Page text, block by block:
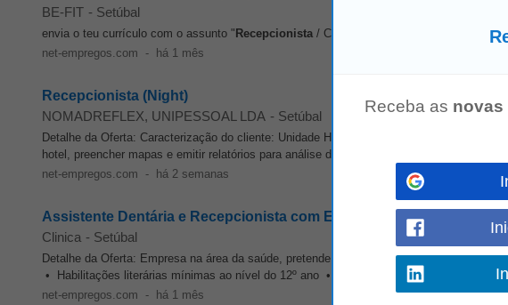
BE-FIT - Setúbal
envia o teu currículo com o assunto " Recepcionista / Comercial (F/M)" para: Mostrar
net-empregos.com - há 1 mês
Recepcionista (Night)
NOMADREFLEX, UNIPESSOAL LDA - Setúbal
Detalhe da Oferta: Caracterização do cliente: Unidade Hoteleira- Vila Nova de Santo
hotel, preencher mapas e emitir relatórios para análise da direção e administração. •
net-empregos.com - há 2 semanas
Assistente Dentária e Recepcionista com Experiência
Clinica - Setúbal
Detalhe da Oferta: Empresa na área da saúde, pretende recrutar assistente dentária/
• Habilitações literárias mínimas ao nível do 12º ano • Elevado sentido de
net-empregos.com - há 1 mês
Receba as novas